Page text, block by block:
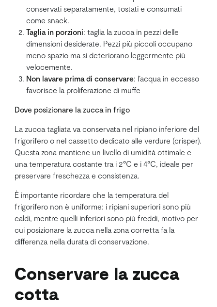
conservati separatamente, tostati e consumati
come snack.
Taglia in porzioni: taglia la zucca in pezzi delle
dimensioni desiderate. Pezzi più piccoli occupano
meno spazio ma si deteriorano leggermente più
velocemente.
Non lavare prima di conservare: l’acqua in eccesso
favorisce la proliferazione di muffe
Dove posizionare la zucca in frigo
La zucca tagliata va conservata nel ripiano inferiore del
frigorifero o nel cassetto dedicato alle verdure (crisper).
Questa zona mantiene un livello di umidità ottimale e
una temperatura costante tra i 2°C e i 4°C, ideale per
preservare freschezza e consistenza.
È importante ricordare che la temperatura del
frigorifero non è uniforme: i ripiani superiori sono più
caldi, mentre quelli inferiori sono più freddi, motivo per
cui posizionare la zucca nella zona corretta fa la
differenza nella durata di conservazione.
Conservare la zucca
cotta